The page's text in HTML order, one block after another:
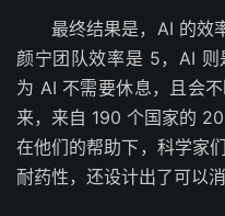
最终结果是，AI 的效
颜宁团队效率是 5，AI
为 AI 不需要休息，且会
来，来自 190 个国家的
在他们的帮助下，科学家
耐药性，还设计出了可以